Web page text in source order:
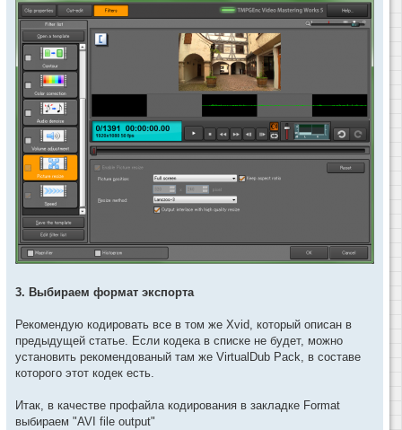
3. Выбираем формат экспорта
Рекомендую кодировать все в том же Xvid, который описан в
предыдущей статье. Если кодека в списке не будет, можно
установить рекомендованый там же VirtualDub Pack, в составе
которого этот кодек есть.
Итак, в качестве профайла кодирования в закладке Format
выбираем "AVI file output"